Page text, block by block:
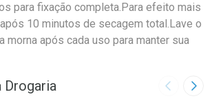
para fixação completa.Para efeito mais
10 minutos de secagem total.Lave o
morna após cada uso para manter sua
Drogaria Imagem